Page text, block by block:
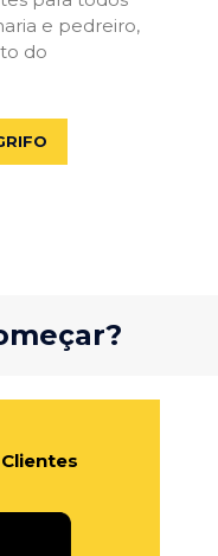
e pedreiro,
do